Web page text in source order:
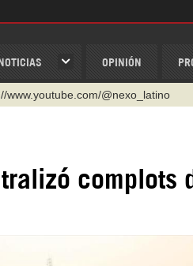
NOTICIAS OPINIÓN
www.youtube.com/@nexo_latino
t.me/hispantvcanal
urmedium.com/c/hispantv
y Viber: +98 921 79 29 404
www.facebook.com/Nexolatino.Canal
complots